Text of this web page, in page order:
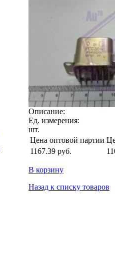
Описание:
Ед. измерения:
шт.
Цена оптовой партии
1167.39 руб.
В корзину
Назад к списку товаров